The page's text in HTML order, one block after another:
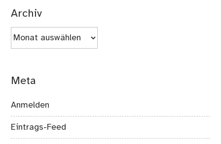
Archiv
Archiv
Meta
Anmelden
Eintrags-Feed